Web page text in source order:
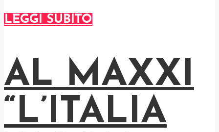
LEGGI SUBITO
AL MAXXI
“L’ITALIA